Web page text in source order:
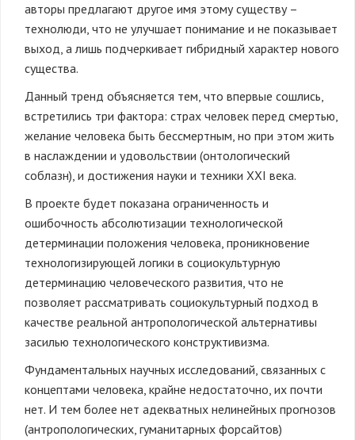
авторы предлагают другое имя этому существу –
технолюди, что не улучшает понимание и не показывает
выход, а лишь подчеркивает гибридный характер нового
существа.
Данный тренд объясняется тем, что впервые сошлись,
встретились три фактора: страх человек перед смертью,
желание человека быть бессмертным, но при этом жить
в наслаждении и удовольствии (онтологический
соблазн), и достижения науки и техники XXI века.
В проекте будет показана ограниченность и
ошибочность абсолютизации технологической
детерминации положения человека, проникновение
технологизирующей логики в социокультурную
детерминацию человеческого развития, что не
позволяет рассматривать социокультурный подход в
качестве реальной антропологической альтернативы
засилью технологического конструктивизма.
Фундаментальных научных исследований, связанных с
концептами человека, крайне недостаточно, их почти
нет. И тем более нет адекватных нелинейных прогнозов
(антропологических, гуманитарных форсайтов)